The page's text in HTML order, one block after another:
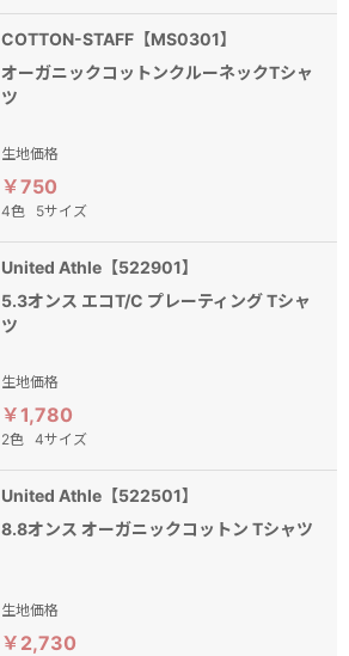
COTTON-STAFF【MS0301】
オーガニックコットンクルーネックTシャ
ツ
生地価格
￥750
4色 5サイズ
United Athle【522901】
5.3オンス エコT/C プレーティング Tシャ
ツ
生地価格
￥1,780
2色 4サイズ
United Athle【522501】
8.8オンス オーガニックコットン Tシャツ
生地価格
￥2,730